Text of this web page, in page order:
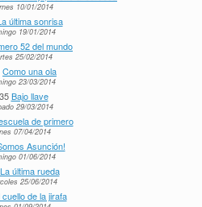
10/01/2014
última sonrisa
19/01/2014
52 del mundo
25/02/2014
Como una ola
23/03/2014
Bajo llave
29/03/2014
de primero
07/04/2014
Asunción!
01/06/2014
La última rueda
25/06/2014
cuello de la jirafa